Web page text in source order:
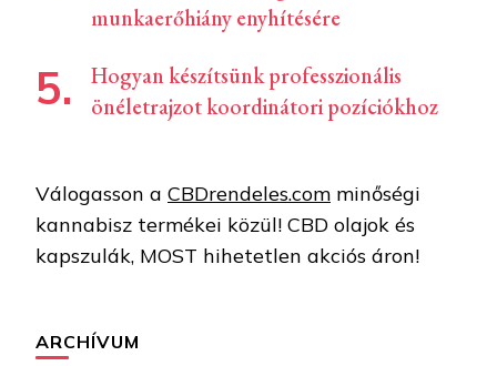
munkaerőhiány enyhítésére
Hogyan készítsünk professzionális
önéletrajzot koordinátori pozíciókhoz
Válogasson a CBDrendeles.com minőségi
kannabisz termékei közül! CBD olajok és
kapszulák, MOST hihetetlen akciós áron!
ARCHÍVUM